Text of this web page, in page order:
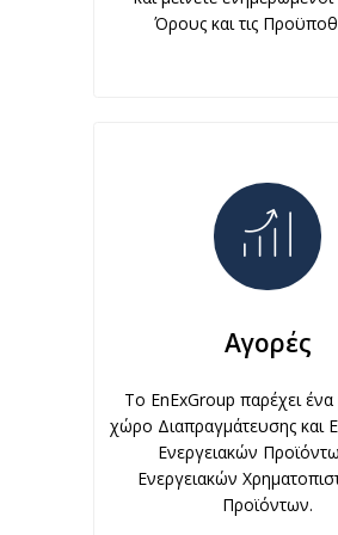
Όρους και τις
Αγορές
Το EnExGroup παρέχει
χώρο Διαπραγμάτευσης και
Ενεργειακών
Ενεργειακών
Προϊόντων.